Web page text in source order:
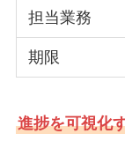
担当業務
期限
進捗を可視化